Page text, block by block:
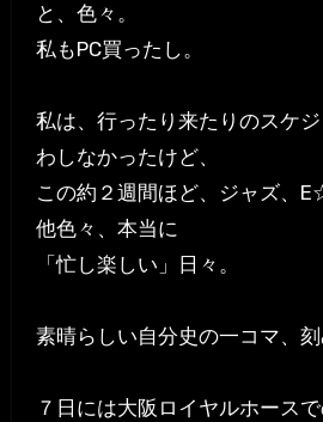
と、色々。
私もPC買ったし。
私は、行ったり来たりのスケ
わしなかったけど、
この約２週間ほど、ジャズ、
他色々、本当に
「忙し楽しい」日々。
素晴らしい自分史の一コマ、刻
７日には大阪ロイヤルホース